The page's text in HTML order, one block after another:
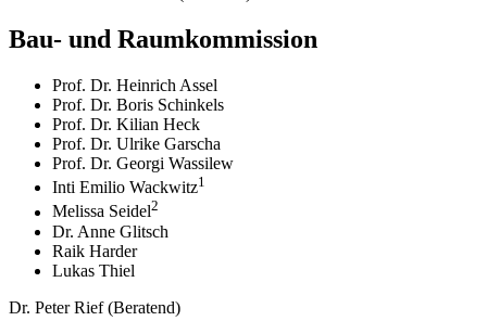
Bau- und Raumkommission
Prof. Dr. Heinrich Assel
Prof. Dr. Boris Schinkels
Prof. Dr. Kilian Heck
Prof. Dr. Ulrike Garscha
Prof. Dr. Georgi Wassilew
Inti Emilio Wackwitz1
Melissa Seidel2
Dr. Anne Glitsch
Raik Harder
Lukas Thiel
Dr. Peter Rief (Beratend)